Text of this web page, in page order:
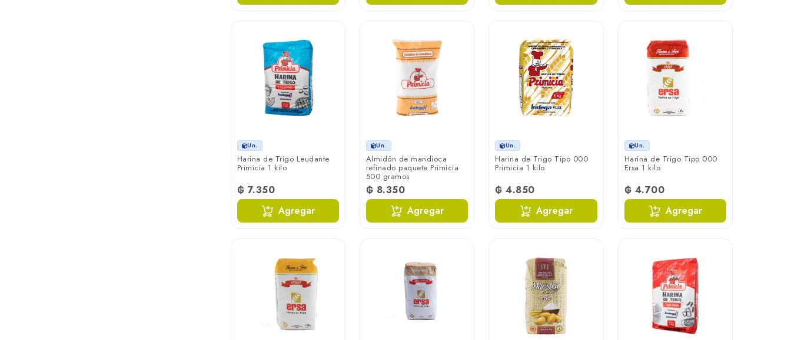
Un.
Harina de Trigo Leudante
Primicia 1 kilo
₲ 7.350
Agregar
Un.
Almidón de mandioca
refinado paquete Primicia
500 gramos
₲ 8.350
Agregar
Un.
Harina de Trigo Tipo 000
Primicia 1 kilo
₲ 4.850
Agregar
Un.
Harina de Trigo Tipo 000
Ersa 1 kilo
₲ 4.700
Agregar